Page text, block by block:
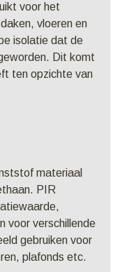
voor het
vloeren en
isolatie dat de
Dit komt
ten opzichte van
materiaal
PIR
voor verschillende
gebruiken voor
plafonds etc.